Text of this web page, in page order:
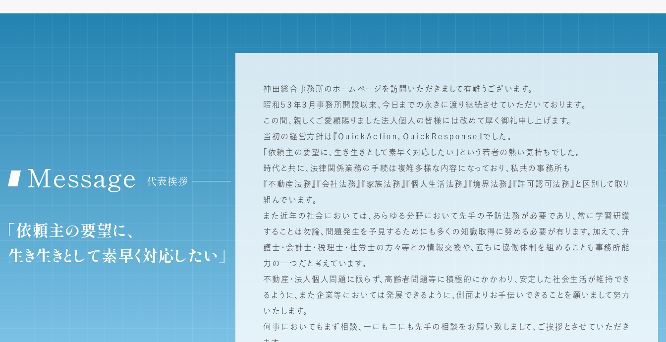
Message 代表挨拶
「依頼主の要望に、
生き生きとして素早く対応したい」
神田総合事務所のホームページを訪問いただきまして有難うございます。
昭和５３年３月事務所開設以来、今日までの永きに渡り継続させていただいております。
この間、親しくご愛顧賜りました法人個人の皆様には改めて厚く御礼申し上げます。
当初の経営方針は『ＱｕｉｃｋＡｃｔｉｏｎ，ＱｕｉｃｋＲｅｓｐｏｎｓｅ』でした。
「依頼主の要望に、生き生きとして素早く対応したい」という若者の熱い気持ちでした。
時代と共に、法律関係業務の手続は複雑多様な内容になっており、私共の事務所も
『不動産法務』『会社法務』『家族法務』『個人生活法務』『境界法務』『許可認可法務』と区別して取り
組んでいます。
また近年の社会においては、あらゆる分野において先手の予防法務が必要であり、常に学習研鑽
することは勿論、問題発生を予見するためにも多くの知識取得に努める必要が有ります。加えて、弁
護士・会計士・税理士・社労士の方々等との情報交換や、直ちに協働体制を組めることも事務所能
力の一つだと考えています。
不動産・法人個人問題に限らず、高齢者問題等に積極的にかかわり、安定した社会生活が維持でき
るように、また企業等においては発展できるように、側面よりお手伝いできることを願いまして努力
いたします。
何事においてもまず相談、一にも二にも先手の相談をお願い致しまして、ご挨拶とさせていただき